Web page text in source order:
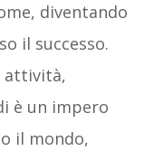
diventando
il successo.
attività,
è un impero
il mondo,